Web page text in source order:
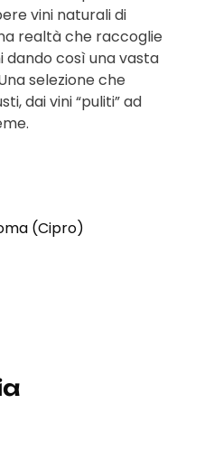
vini naturali di
realtà che raccoglie
dando così una vasta
selezione che
dai vini “puliti” ad
(Cipro)